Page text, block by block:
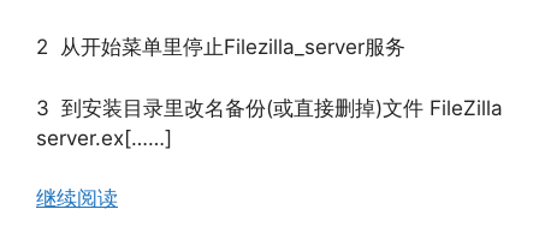
2 从开始菜单里停止Filezilla_server服务
3 到安装目录里改名备份(或直接删掉)文件 FileZilla
server.ex[……]
继续阅读